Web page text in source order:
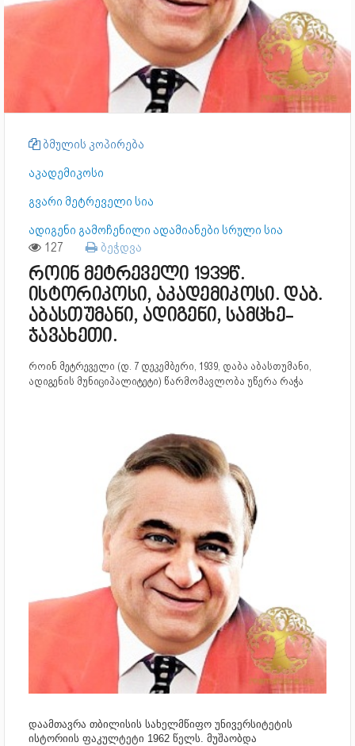
ბმულის კოპირება
აკადემიკოსი
გვარი მეტრეველი სია
ადიგენი გამოჩენილი ადამიანები სრული სია
127 ბეჭდვა
როინ მეტრეველი 1939წ.
ისტორიკოსი, აკადემიკოსი. დაბ.
აბასთუმანი, ადიგენი, სამცხე-
ჯავახეთი.
როინ მეტრეველი (დ. 7 დეკემბერი, 1939, დაბა აბასთუმანი,
ადიგენის მუნიციპალიტეტი) წარმომავლობა უწერა რაჭა
დაამთავრა თბილისის სახელმწიფო უნივერსიტეტის
ისტორიის ფაკულტეტი 1962 წელს. მუშაობდა